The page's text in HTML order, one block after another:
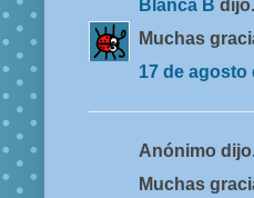
Blanca B
Muchas
17 de agosto
Anónimo
Muchas